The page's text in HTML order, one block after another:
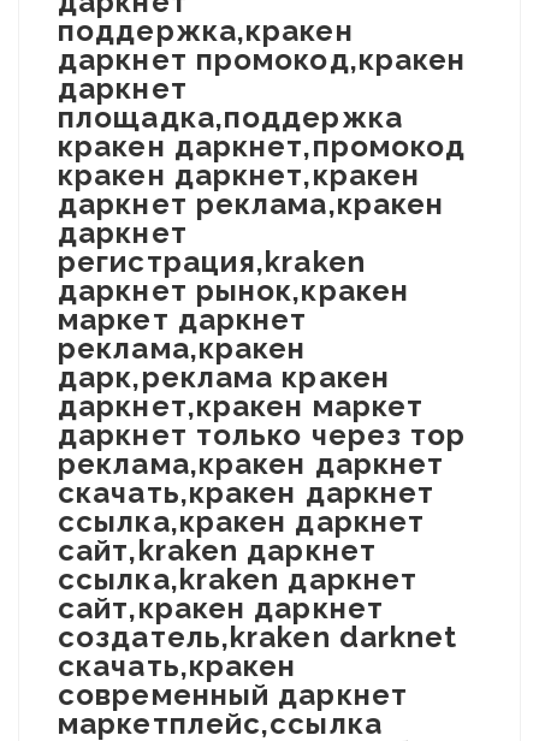
поддержка,кракен
даркнет промокод,кракен
даркнет
площадка,поддержка
кракен даркнет,промокод
кракен даркнет,кракен
даркнет реклама,кракен
даркнет
регистрация,kraken
даркнет рынок,кракен
маркет даркнет
реклама,кракен
дарк,реклама кракен
даркнет,кракен маркет
даркнет только через тор
реклама,кракен даркнет
скачать,кракен даркнет
ссылка,кракен даркнет
сайт,kraken даркнет
ссылка,kraken даркнет
сайт,кракен даркнет
создатель,kraken darknet
скачать,кракен
современный даркнет
маркетплейс,ссылка